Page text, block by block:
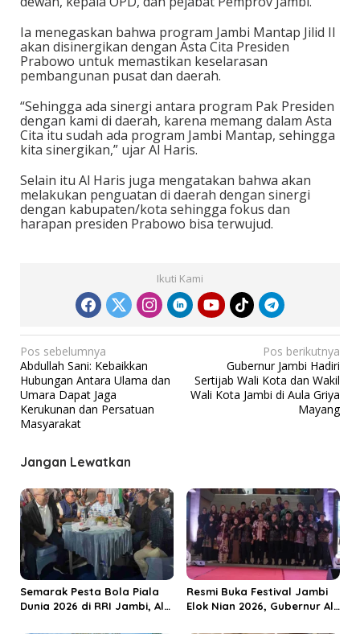
Ia menegaskan bahwa program Jambi Mantap Jilid II
akan disinergikan dengan Asta Cita Presiden
Prabowo untuk memastikan keselarasan
pembangunan pusat dan daerah.
“Sehingga ada sinergi antara program Pak Presiden
dengan kami di daerah, karena memang dalam Asta
Cita itu sudah ada program Jambi Mantap, sehingga
kita sinergikan,” ujar Al Haris.
Selain itu Al Haris juga mengatakan bahwa akan
melakukan penguatan di daerah dengan sinergi
dengan kabupaten/kota sehingga fokus dan
harapan presiden Prabowo bisa terwujud.
Ikuti Kami
N
a
v
i
a
s
i
p
o
s
Pos sebelumnya
Abdullah Sani: Kebaikkan
Hubungan Antara Ulama dan
Umara Dapat Jaga
Kerukunan dan Persatuan
Masyarakat
Pos berikutnya
Gubernur Jambi Hadiri
Sertijab Wali Kota dan Wakil
Wali Kota Jambi di Aula Griya
Mayang
Jangan Lewatkan
Semarak Pesta Bola Piala
Dunia 2026 di RRI Jambi, Al
Resmi Buka Festival Jambi
Elok Nian 2026, Gubernur Al